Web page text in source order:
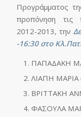
Προγράμματος
προπόνηση τις
2012-2013, την
-16:30 στο
ΠΑΠΑΔΑΚΗ
ΛΙΑΠΗ ΜΑΡΙΑ
ΒΡΙΤΤΑΚΗ
ΦΑΣΟΥΛΑ